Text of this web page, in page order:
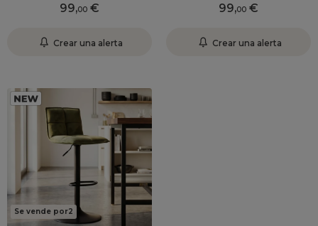
99,00
Crear una alerta
99,00
Crear una alerta
Se vende por2